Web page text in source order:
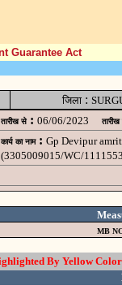
Guarantee Act
जिला:
तारीख से : 06/06/2023 तारीख
कार्य का नाम : Gp Devipur
(3305009015/WC/
MB
By Yellow